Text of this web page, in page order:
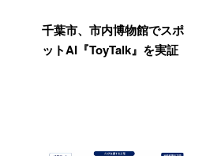
千葉市、市内博物館でスポ
ットAI『ToyTalk』を実証